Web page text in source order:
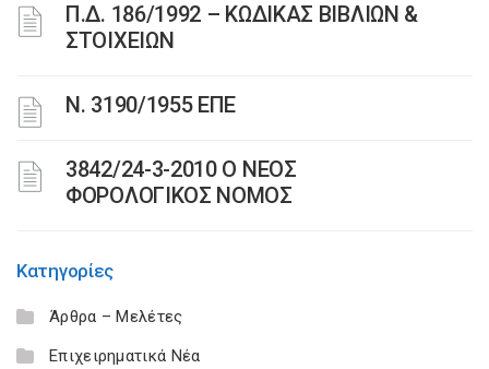
Π.Δ. 186/1992 – ΚΩΔΙΚΑΣ ΒΙΒΛΙΩΝ &
ΣΤΟΙΧΕΙΩΝ
Ν. 3190/1955 ΕΠΕ
3842/24-3-2010 Ο ΝΕΟΣ
ΦΟΡΟΛΟΓΙΚΟΣ ΝΟΜΟΣ
Κατηγορίες
Άρθρα – Μελέτες
Επιχειρηματικά Νέα